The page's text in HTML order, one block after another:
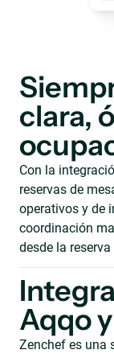
clara,
Con la
reservas de
operativos y de
coordinación
desde la
Aqqo
Zenchef es una